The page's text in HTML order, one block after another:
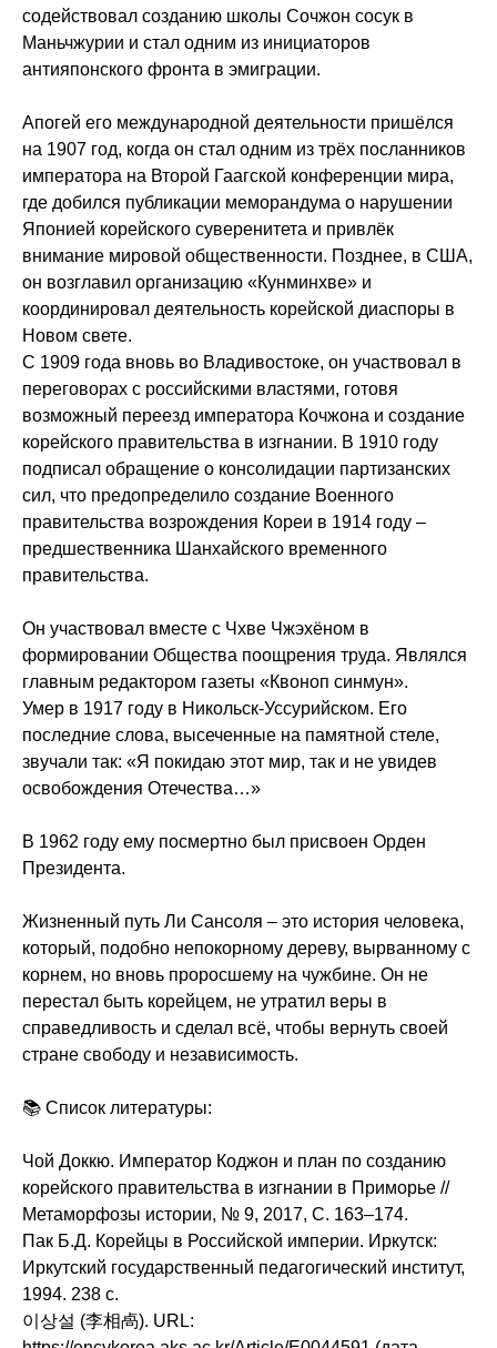
содействовал созданию школы Сочжон сосук в
Маньчжурии и стал одним из инициаторов
антияпонского фронта в эмиграции.
Апогей его международной деятельности пришёлся
на 1907 год, когда он стал одним из трёх посланников
императора на Второй Гаагской конференции мира,
где добился публикации меморандума о нарушении
Японией корейского суверенитета и привлёк
внимание мировой общественности. Позднее, в США,
он возглавил организацию «Кунминхве» и
координировал деятельность корейской диаспоры в
Новом свете.
С 1909 года вновь во Владивостоке, он участвовал в
переговорах с российскими властями, готовя
возможный переезд императора Кочжона и создание
корейского правительства в изгнании. В 1910 году
подписал обращение о консолидации партизанских
сил, что предопределило создание Военного
правительства возрождения Кореи в 1914 году –
предшественника Шанхайского временного
правительства.
Он участвовал вместе с Чхве Чжэхёном в
формировании Общества поощрения труда. Являлся
главным редактором газеты «Квоноп синмун».
Умер в 1917 году в Никольск-Уссурийском. Его
последние слова, высеченные на памятной стеле,
звучали так: «Я покидаю этот мир, так и не увидев
освобождения Отечества…»
В 1962 году ему посмертно был присвоен Орден
Президента.
Жизненный путь Ли Сансоля – это история человека,
который, подобно непокорному дереву, вырванному с
корнем, но вновь проросшему на чужбине. Он не
перестал быть корейцем, не утратил веры в
справедливость и сделал всё, чтобы вернуть своей
стране свободу и независимость.
📚 Список литературы:
Чой Доккю. Император Коджон и план по созданию
корейского правительства в изгнании в Приморье //
Метаморфозы истории, № 9, 2017, С. 163–174.
Пак Б.Д. Корейцы в Российской империи. Иркутск:
Иркутский государственный педагогический институт,
1994. 238 с.
이상설 (李相卨). URL: